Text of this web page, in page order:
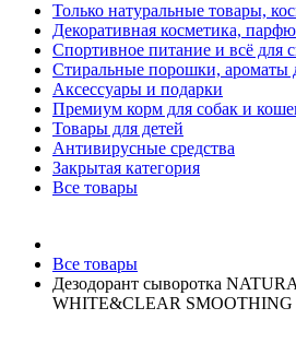
Только натуральные товары,
Декоративная косметика,
Спортивное питание и всё для
Стиральные порошки, ароматы
Аксессуары и подарки
Премиум корм для собак и
Товары для детей
Антивирусные средства
Закрытая категория
Все товары
Все товары
Дезодорант сыворотка
WHITE&CLEAR SMOOTHING